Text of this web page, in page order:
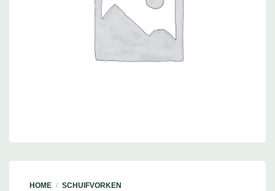
HOME / SCHUIFVORKEN